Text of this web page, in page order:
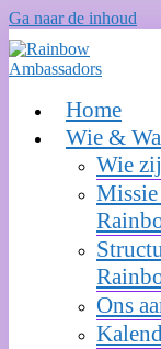
Ga naar de inhoud
Home
Wie &
Wie
Ons